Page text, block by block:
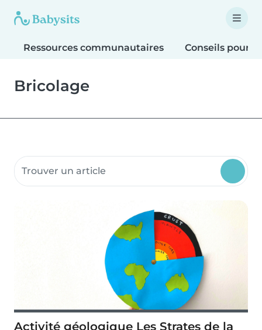
Ressources communautaires Conseils pour
Bricolage
Rechercher dans les ressources communautaires
Activité géologique Les Strates de la